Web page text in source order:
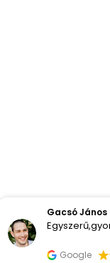
József
Flottul
Google